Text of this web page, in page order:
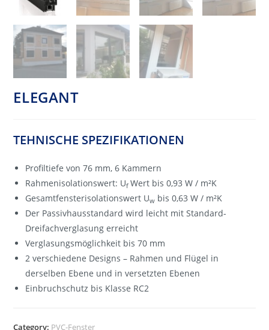
ELEGANT
TEHNISCHE SPEZIFIKATIONEN
Profiltiefe von 76 mm, 6 Kammern
Rahmenisolationswert: Uf Wert bis 0,93 W / m²K
Gesamtfensterisolationswert Uw bis 0,63 W / m²K
Der Passivhausstandard wird leicht mit Standard-
Dreifachverglasung erreicht
Verglasungsmöglichkeit bis 70 mm
2 verschiedene Designs – Rahmen und Flügel in
derselben Ebene und in versetzten Ebenen
Einbruchschutz bis Klasse RC2
Category: PVC-Fenster